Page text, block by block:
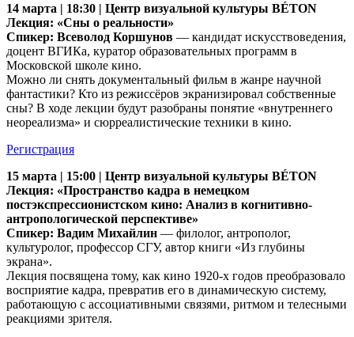
14 марта | 18:30 | Центр визуальной культуры BÉTON
Лекция: «Сны о реальности»
Спикер: Всеволод Коршунов — кандидат искусствоведения,
доцент ВГИКа, куратор образовательных программ в
Московской школе кино.
Можно ли снять документальный фильм в жанре научной
фантастики? Кто из режиссёров экранизировал собственные
сны? В ходе лекции будут разобраны понятие «внутреннего
неореализма» и сюрреалистические техники в кино.
Регистрация
15 марта | 15:00 | Центр визуальной культуры BÉTON
Лекция: «Пространство кадра в немецком
постэкспрессионистском кино: Анализ в когнитивно-
антропологической перспективе»
Спикер: Вадим Михайлин — филолог, антрополог,
культуролог, профессор СГУ, автор книги «Из глубины
экрана».
Лекция посвящена тому, как кино 1920-х годов преобразовало
восприятие кадра, превратив его в динамическую систему,
работающую с ассоциативными связями, ритмом и телесными
реакциями зрителя.